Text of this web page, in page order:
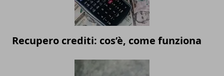
Recupero crediti: cos’è, come funziona